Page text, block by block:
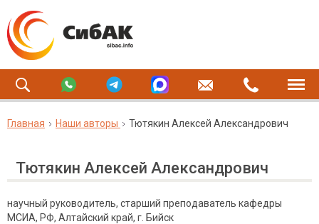
Главная Наши авторы Тютякин Алексей Александрович
Тютякин Алексей Александрович
научный руководитель, старший преподаватель кафедры
МСИА, РФ, Алтайский край, г. Бийск